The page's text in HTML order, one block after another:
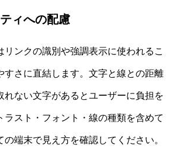
ィへの配慮
リンクの識別や強調表示に使われるこ
すさに直結します。文字と線との距離
れない文字があるとユーザーに負担を
ラスト・フォント・線の種類を含めて
の端末で見え方を確認してください。